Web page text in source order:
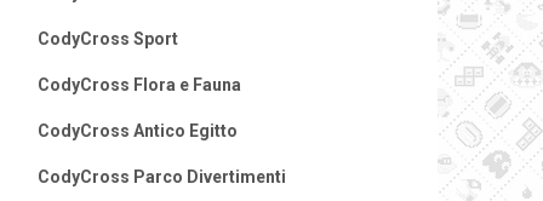
CodyCross Sport
CodyCross Flora e Fauna
CodyCross Antico Egitto
CodyCross Parco Divertimenti